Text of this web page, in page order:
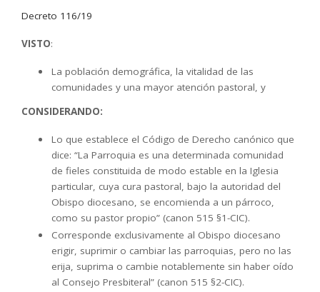
Decreto 116/19
VISTO:
La población demográfica, la vitalidad de las
comunidades y una mayor atención pastoral, y
CONSIDERANDO:
Lo que establece el Código de Derecho canónico que
dice: “La Parroquia es una determinada comunidad
de fieles constituida de modo estable en la Iglesia
particular, cuya cura pastoral, bajo la autoridad del
Obispo diocesano, se encomienda a un párroco,
como su pastor propio” (canon 515 §1-CIC).
Corresponde exclusivamente al Obispo diocesano
erigir, suprimir o cambiar las parroquias, pero no las
erija, suprima o cambie notablemente sin haber oído
al Consejo Presbiteral” (canon 515 §2-CIC).